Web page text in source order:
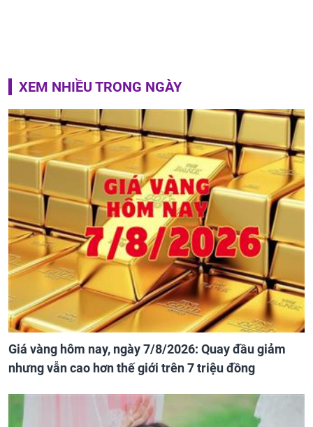
XEM NHIỀU TRONG NGÀY
Giá vàng hôm nay, ngày 7/8/2026: Quay đầu giảm
nhưng vẫn cao hơn thế giới trên 7 triệu đồng